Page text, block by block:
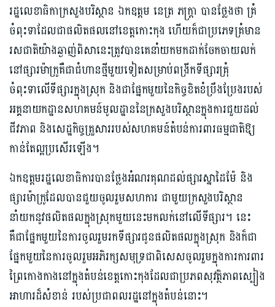
រដ្ឋលេខាធិកាក្រសួងបរិស្ថាន ឯកឧត្តម នេត្រ ភក្រ្តា បានថ្លែងថា គ្រំ
ចំពុះទាដែលជាផលិតផលនៅខេត្តកោះកុង ហើយក៏ជាប្រភេទគ្រំមាន
រសជាតិយ៉ាងឆ្ងាញ់ពិសានេះត្រូវបានគេនាំយកមកដាក់ចែកចាយលក់
នៅផ្សារម៉ាក្រូគឺជាជំហានថ្មីមួយទៀតសម្រាប់ពង្រីកទីផ្សារគ្រុំ
ចំពុះទាលើទីផ្សារក្នុងស្រុក និងជាផ្នែកមួយនៃកិច្ចខិតខំប្រឹងប្រែងរបស់
អគ្គនាយកដ្ឋានសហគមន៍មូលដ្ឋាននៃក្រសួងបរិស្ថានក្នុងការជួយដល់
ជីវភាព និងសេដ្ឋកិច្ចគ្រួសាររបស់សហគមន៍តំបន់ការពារធម្មជាតិឱ្យ
កាន់តែល្អប្រសើរឡើង។
ឯកឧត្តមរដ្ឋលេខាធិការបានថ្លែងអំណរគុណដល់ផ្សារស្នាដៃម៉ែ និង
ផ្សារម៉ាក្រូដែលបានជួយចូលរួមសហការ ជាមួយក្រសួងបរិស្ថាន
នាំយកនូវផលិតផលក្នុងស្រុកមួយនេះមកលក់នៅលើទីផ្សារ។ នេះ
គឺជាផ្នែកមួយនៃការចូលរួមរកទីផ្សារជូនផលិតផលក្នុងស្រុក និងក៏ជា
ផ្នែកមួយនៃការចូលរួមអភិរក្សសមុទ្រជាពិសេសចូលរួមក្នុងការការពារ
ព្រៃកោងកាងនៅក្នុងតំបន់ខេត្តកោះកុងដែលជាប្រភពសុវត្ថិភាពស្បៀង
អាហារដ៏សំខាន់ របស់ប្រជាពលរដ្ឋនៅក្នុងតំបន់នោះ។